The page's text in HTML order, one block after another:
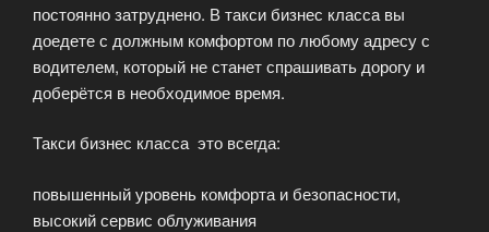
постоянно затруднено. В такси бизнес класса вы
доедете с должным комфортом по любому адресу с
водителем, который не станет спрашивать дорогу и
доберётся в необходимое время.
Такси бизнес класса это всегда:
повышенный уровень комфорта и безопасности,
высокий сервис облуживания